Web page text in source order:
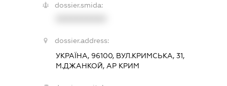
dossier.smida:
dossier.address:
УКРАЇНА, 96100, ВУЛ.КРИМСЬКА, 31,
М.ДЖАНКОЙ, АР КРИМ